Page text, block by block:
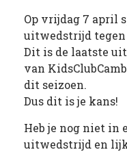
Op vrijdag 7 april
uitwedstrijd tegen
Dit is de laatste
van
dit seizoen.
Dus dit is je kans!
Heb je nog niet in
uitwedstrijd en